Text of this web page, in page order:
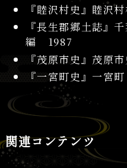
『睦沢村史』睦沢
『長生郡郷土誌』
編 1987
『茂原市史』茂原
『一宮町史』一宮
関連コンテンツ